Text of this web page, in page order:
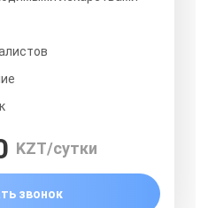
KZT/сутки
звонок